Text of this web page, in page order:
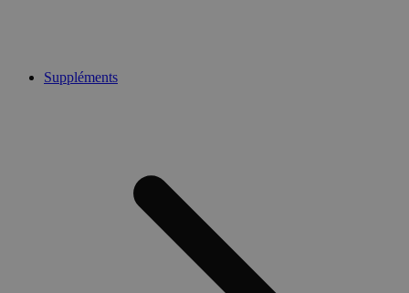
Suppléments